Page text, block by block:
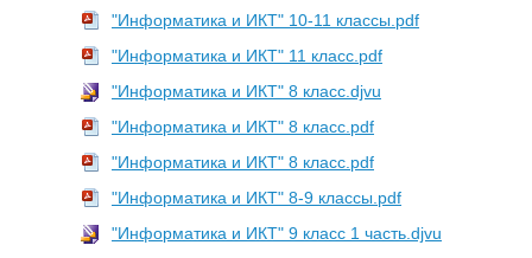
"Информатика и ИКТ" 10-11 классы.pdf
"Информатика и ИКТ" 11 класс.pdf
"Информатика и ИКТ" 8 класс.djvu
"Информатика и ИКТ" 8 класс.pdf
"Информатика и ИКТ" 8 класс.pdf
"Информатика и ИКТ" 8-9 классы.pdf
"Информатика и ИКТ" 9 класс 1 часть.djvu